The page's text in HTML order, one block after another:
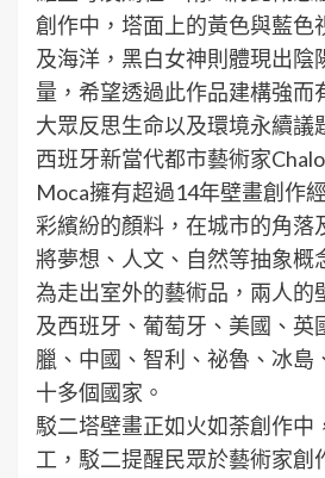
創作中，塔面上的黃色與藍色
及海洋，黑白女神則體現出陰
量，希望透過此作品建構強而
大眾反思生命以及環境永續議
西班牙新當代都市藝術家
Moca擁有超過14年壁畫創作
彩繽紛的顏料，在城市的角落
將夢想、人文、自然等抽象概
為走出室外的藝術品，兩人的
及西班牙、葡萄牙、美國、英
臘、中國、智利、祕魯、冰島
十多個國家。
駁二塔壁畫正如火如荼創作中
工，駁二提醒民眾於藝術家創